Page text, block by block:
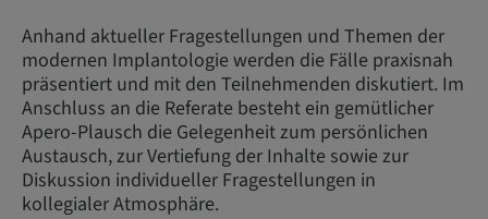
Anhand aktueller Fragestellungen und Themen der
modernen Implantologie werden die Fälle praxisnah
präsentiert und mit den Teilnehmenden diskutiert. Im
Anschluss an die Referate besteht ein gemütlicher
Apero-Plausch die Gelegenheit zum persönlichen
Austausch, zur Vertiefung der Inhalte sowie zur
Diskussion individueller Fragestellungen in
kollegialer Atmosphäre.